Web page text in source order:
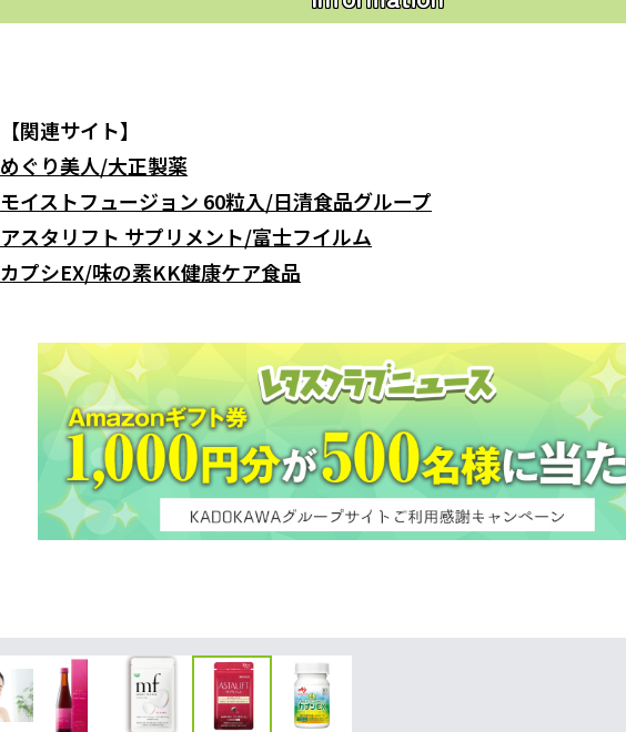
【関連サイト】
めぐり美人/大正製薬
モイストフュージョン 60粒入/日清食品グループ
アスタリフト サプリメント/富士フイルム
カプシEX/味の素KK健康ケア食品